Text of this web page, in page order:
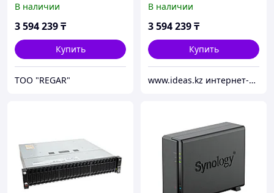
(64GB Cache) 2U24 SFF V2
7Y75
В наличии
3 594 239₸
Купить
TOO "REGAR"
(64GB Cache) 2U24 SFF V2
7Y75
В наличии
3 594 239₸
Купить
www.ideas.kz интернет-магазин